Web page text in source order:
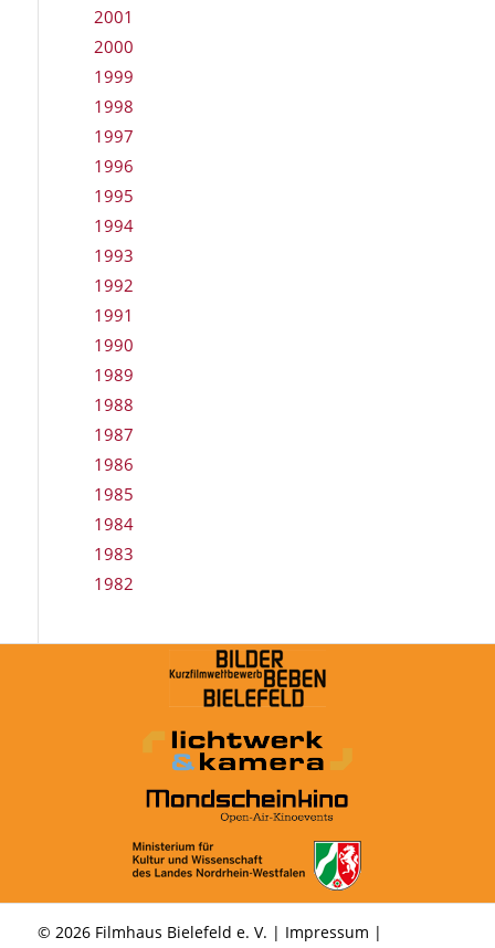
2001
2000
1999
1998
1997
1996
1995
1994
1993
1992
1991
1990
1989
1988
1987
1986
1985
1984
1983
1982
© 2026 Filmhaus Bielefeld e. V. | Impressum |